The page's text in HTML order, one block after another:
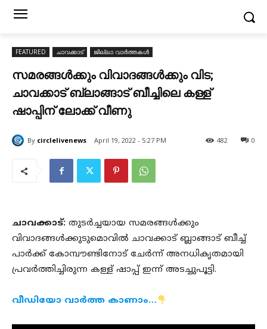
FEATURED ചാവക്കാട് ജില്ലാ വാർത്തകൾ
സമരങ്ങൾക്കും വിവാദങ്ങൾക്കും വിട;
ചാവക്കാട് ബ്ലാങ്ങാട് ബീച്ചിലെ കള്ള്
ഷാപ്പിന് ലോക്ക് വീണു
By circlelivenews April 19, 2022 - 5:27 PM 0
482
ചാവക്കാട്: തുടർച്ചയായ സമരങ്ങൾക്കും
വിവാദങ്ങൾക്കുടുമൊവിൽ ചാവക്കാട് ബ്ലാങ്ങാട് ബീച്ച്
പാർക്ക് കോമ്പൗണ്ടിനോട് ചേർന്ന് അനധികൃതമായി
പ്രവർത്തിച്ചിരുന്ന കള്ള് ഷാപ്പ് ഇന്ന് അടച്ചുപൂട്ടി.
വീഡിയോ വാർത്ത കാണാം…